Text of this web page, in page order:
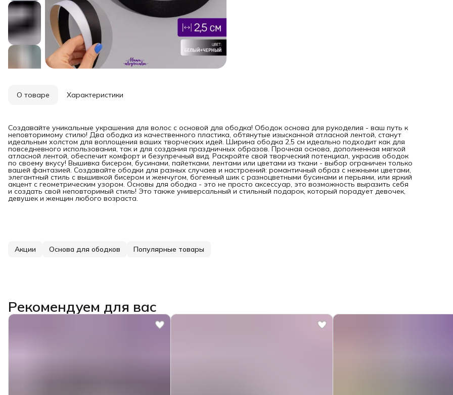
О товаре Характеристики
Создавайте уникальные украшения для волос с основой для ободка! Ободок основа для рукоделия - ваш путь к
неповторимому стилю! Два ободка из качественного пластика, обтянутые изысканной атласной лентой, станут
идеальным холстом для воплощения ваших творческих идей. Ширина ободка 2,5 см идеально подходит как для
повседневного использования, так и для создания праздничных образов. Прочная основа, дополненная мягкой
атласной лентой, обеспечит комфорт и безупречный вид. Раскройте свой творческий потенциал, украсив ободок
по своему вкусу! Вышивка бисером, бусинами, пайетками, лентами или цветами из ткани - выбор ограничен только
вашей фантазией. Создавайте ободки для разных случаев и настроений: романтичный образ с нежными цветами,
элегантный стиль с вышивкой бисером и жемчугом, богемный шик с разноцветными бусинами и перьями, или яркий
акцент с геометрическим узором. Основы для ободка - это не просто аксессуар, это возможность выразить себя
и создать свой неповторимый стиль! Это также универсальный и стильный подарок, который порадует девочек,
девушек и женщин любого возраста.
Акции Основа для ободков Популярные товары
Рекомендуем для вас